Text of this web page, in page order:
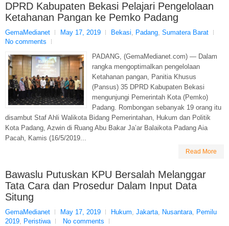
DPRD Kabupaten Bekasi Pelajari Pengelolaan
Ketahanan Pangan ke Pemko Padang
GemaMedianet May 17, 2019 Bekasi, Padang, Sumatera Barat
No comments
PADANG, (GemaMedianet.com) — Dalam
rangka mengoptimalkan pengelolaan
Ketahanan pangan, Panitia Khusus
(Pansus) 35 DPRD Kabupaten Bekasi
mengunjungi Pemerintah Kota (Pemko)
Padang. Rombongan sebanyak 19 orang itu
disambut Staf Ahli Walikota Bidang Pemerintahan, Hukum dan Politik
Kota Padang, Azwin di Ruang Abu Bakar Ja’ar Balaikota Padang Aia
Pacah, Kamis (16/5/2019...
Read More
Bawaslu Putuskan KPU Bersalah Melanggar
Tata Cara dan Prosedur Dalam Input Data
Situng
GemaMedianet May 17, 2019 Hukum, Jakarta, Nusantara, Pemilu
2019, Peristiwa
No comments